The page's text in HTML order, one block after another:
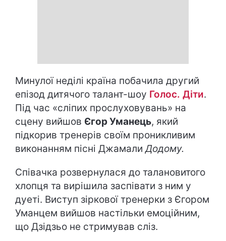
Минулої неділі країна побачила другий
епізод дитячого талант-шоу Голос. Діти.
Під час «сліпих прослуховувань» на
сцену вийшов Єгор Уманець, який
підкорив тренерів своїм проникливим
виконанням пісні ДжамалиДодому.
Співачка розвернулася до талановитого
хлопця та вирішила заспівати з ним у
дуеті. Виступ зіркової тренерки з Єгором
Уманцем вийшов настільки емоційним,
що Дзідзьо не стримував сліз.